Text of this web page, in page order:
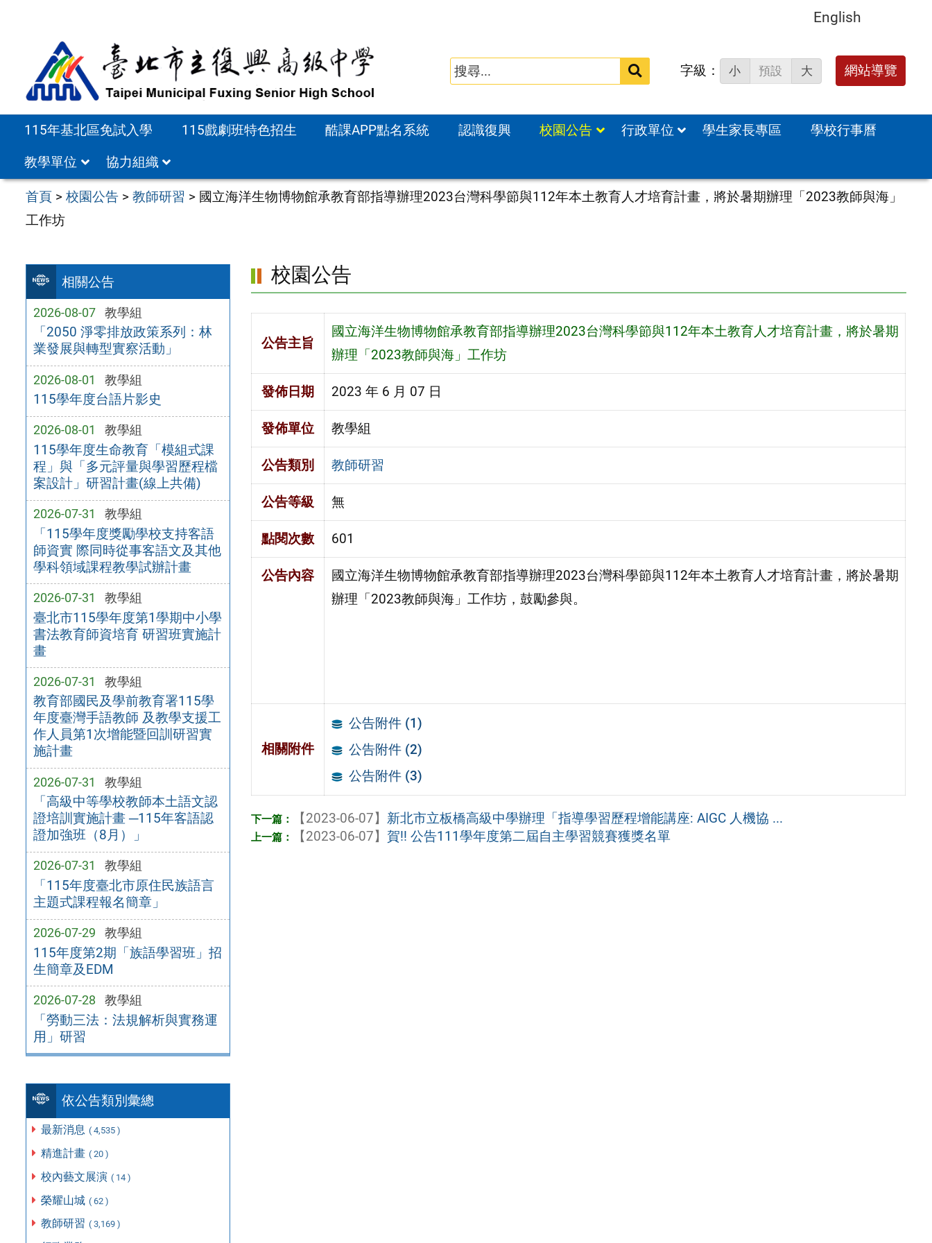
English
站
搜
字級： 小 預設 大 網站導覽
115年基北區免試入學 115戲劇班特色招生 酷課APP點名系統 認識復興 校園公告 行政單位 學生家長專區
學校行事曆
教學單位
協力組織
首頁 >校園公告 >教師研習 > 國立海洋生物博物館承教育部指導辦理2023台灣科學節與112年本土教育人才培育計畫，將於暑期辦理「2023教師與海」
工作坊
相關公告
2026-08-07 教學組
「2050 淨零排放政策系列：林
業發展與轉型實察活動」
2026-08-01 教學組
115學年度台語片影史
2026-08-01 教學組
115學年度生命教育「模組式課
程」與「多元評量與學習歷程檔
案設計」研習計畫(線上共備)
2026-07-31 教學組
「115學年度獎勵學校支持客語
師資實 際同時從事客語文及其他
學科領域課程教學試辦計畫
2026-07-31 教學組
臺北市115學年度第1學期中小學
書法教育師資培育 研習班實施計
畫
2026-07-31 教學組
教育部國民及學前教育署115學
年度臺灣手語教師 及教學支援工
作人員第1次增能暨回訓研習實
施計畫
2026-07-31 教學組
「高級中等學校教師本土語文認
證培訓實施計畫 ─115年客語認
證加強班（8月）」
2026-07-31 教學組
「115年度臺北市原住民族語言
主題式課程報名簡章」
2026-07-29 教學組
115年度第2期「族語學習班」招
生簡章及EDM
2026-07-28 教學組
「勞動三法：法規解析與實務運
用」研習
依公告類別彙總
最新消息 ( 4,535 )
精進計畫 ( 20 )
校內藝文展演 ( 14 )
榮耀山城 ( 62 )
教師研習 ( 3,169 )
校園公告
公告主旨
國立海洋生物博物館承教育部指導辦理2023台灣科學節與112年本土教育人才培育計畫，將於暑期
辦理「2023教師與海」工作坊
發佈日期 2023 年 6 月 07 日
發佈單位 教學組
公告類別 教師研習
公告等級 無
點閱次數 601
公告內容
國立海洋生物博物館承教育部指導辦理2023台灣科學節與112年本土教育人才培育計畫，將於暑期
辦理「2023教師與海」工作坊，鼓勵參與。
相關附件
公告附件 (1)
公告附件 (2)
公告附件 (3)
【2023-06-07】 新北市立板橋高級中學辦理「指導學習歷程增能講座: AIGC 人機協 ...
【2023-06-07】 賀!! 公告111學年度第二屆自主學習競賽獲獎名單